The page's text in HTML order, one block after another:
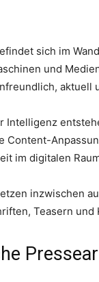
sich im
und
aktuell
Intelligenz
Content-
im digitalen
inzwischen
Teasern